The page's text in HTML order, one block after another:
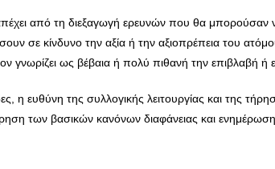
από τη διεξαγωγή ερευνών που θα μπορούσαν
σε κίνδυνο την αξία ή την αξιοπρέπεια του
γνωρίζει ως βέβαια ή πολύ πιθανή την επιβλαβή
η ευθύνη της συλλογικής λειτουργίας και της
των βασικών κανόνων διαφάνειας και